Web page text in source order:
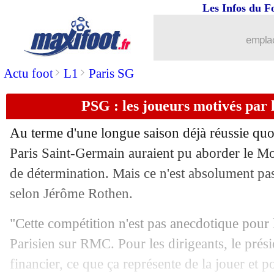
Actu foot> L1 > Paris SG
Les Infos du
PSG : les joueurs motivés par
Au terme d'une longue saison déjà réussie
Paris Saint-Germain auraient pu aborder le
de détermination. Mais ce n'est absolument
selon Jérôme Rothen.
"Cette compétition n'est pas anecdotique pour
Parisien sur RMC. Pour les dirigeants, le
financier, ce que ça représente de la jouer et
Liverpool
14/06 OM
14/06 PSG: Zabarnyi se rapproche
14/06 Arsenal : première offre pour
14/06 Juve: seulement cinq intouchables
14/06 OM: concurrence de Fenerbahçe
14/06 Real: Asencio a prolongé
14/06 PSG: Doué et Yamal, ça se vaut pour